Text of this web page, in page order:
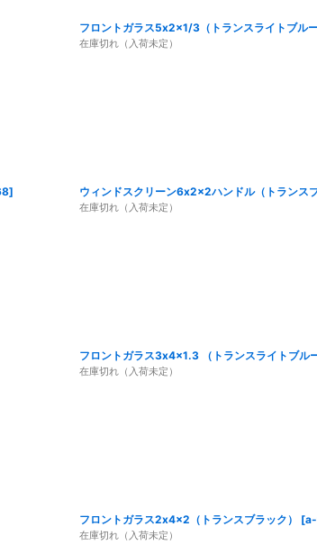
フロントガラス5x2x1/3（トランスライトブルー
在庫切れ（入荷未定）
] ウィンドスクリーン6x2x2ハンドル（トランスブ
在庫切れ（入荷未定）
フロントガラス3x4x1.3 （トランスライトブルー
在庫切れ（入荷未定）
フロントガラス2x4x2（トランスブラック） [
在庫切れ（入荷未定）